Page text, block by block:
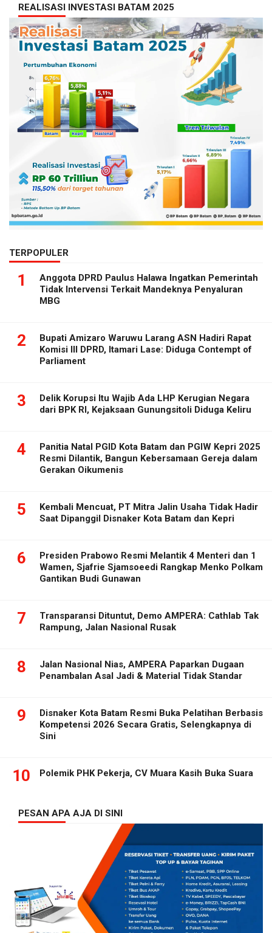
REALISASI INVESTASI BATAM 2025
TERPOPULER
1
Anggota DPRD Paulus Halawa Ingatkan Pemerintah
Tidak Intervensi Terkait Mandeknya Penyaluran
MBG
2
Bupati Amizaro Waruwu Larang ASN Hadiri Rapat
Komisi III DPRD, Itamari Lase: Diduga Contempt of
Parliament
3
Delik Korupsi Itu Wajib Ada LHP Kerugian Negara
dari BPK RI, Kejaksaan Gunungsitoli Diduga Keliru
4
Panitia Natal PGID Kota Batam dan PGIW Kepri 2025
Resmi Dilantik, Bangun Kebersamaan Gereja dalam
Gerakan Oikumenis
5
Kembali Mencuat, PT Mitra Jalin Usaha Tidak Hadir
Saat Dipanggil Disnaker Kota Batam dan Kepri
6
Presiden Prabowo Resmi Melantik 4 Menteri dan 1
Wamen, Sjafrie Sjamsoeedi Rangkap Menko Polkam
Gantikan Budi Gunawan
7
Transparansi Dituntut, Demo AMPERA: Cathlab Tak
Rampung, Jalan Nasional Rusak
8
Jalan Nasional Nias, AMPERA Paparkan Dugaan
Penambalan Asal Jadi & Material Tidak Standar
9
Disnaker Kota Batam Resmi Buka Pelatihan Berbasis
Kompetensi 2026 Secara Gratis, Selengkapnya di
Sini
10 Polemik PHK Pekerja, CV Muara Kasih Buka Suara
PESAN APA AJA DI SINI